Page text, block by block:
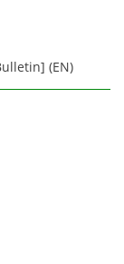
(EN)